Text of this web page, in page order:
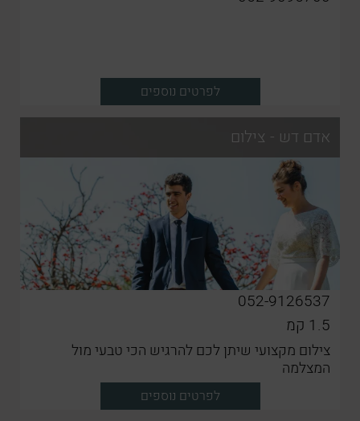
לפרטים נוספים
אדם דש - צילום
052-9126537
1.5 קמ
צילום מקצועי שיתן לכם להרגיש הכי טבעי מול
המצלמה
לפרטים נוספים